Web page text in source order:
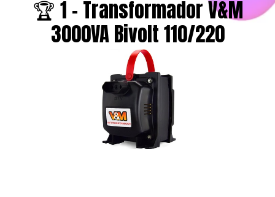
🏆 1 - Transformador V&M
3000VA Bivolt 110/220